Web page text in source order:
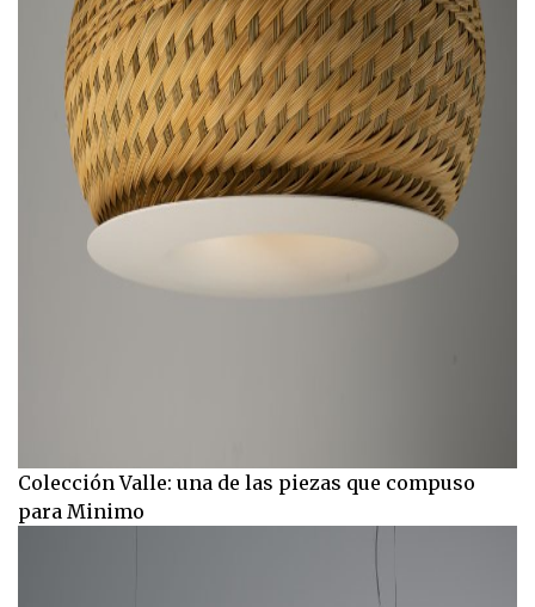
Colección Valle: una de las piezas que compuso
para Minimo